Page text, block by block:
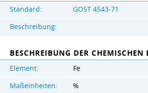
Standard:
GOST 4543-71
Beschreibung:
BESCHREIBUNG DER CHEMISCHEN
Element:
Fe
Maßeinheiten:
%